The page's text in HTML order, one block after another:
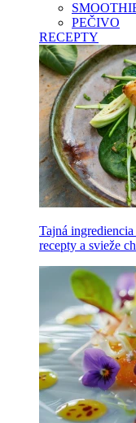
PEČIVO
RECEPTY
Tajná
recepty a svieže